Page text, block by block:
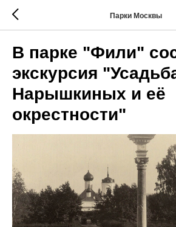
Парки Москвы
В парке "Фили"
экскурсия
Нарышкиных и её
окрестности"